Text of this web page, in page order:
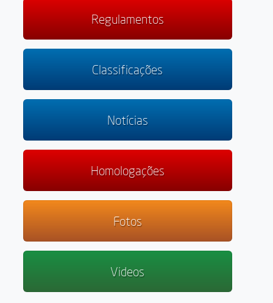
Regulamentos
Classificações
Notícias
Homologações
Fotos
Videos